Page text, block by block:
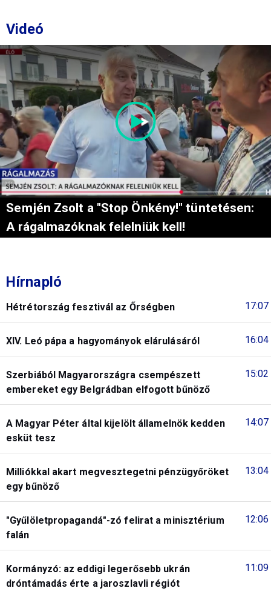
Videó
Semjén Zsolt a "Stop Önkény!" tüntetésen:
A rágalmazóknak felelniük kell!
Hírnapló
17:07
Hétrétország fesztivál az Őrségben
16:04
XIV. Leó pápa a hagyományok elárulásáról
15:02
Szerbiából Magyarországra csempészett
embereket egy Belgrádban elfogott bűnöző
14:07
A Magyar Péter által kijelölt államelnök kedden
esküt tesz
13:04
Milliókkal akart megvesztegetni pénzügyőröket
egy bűnöző
12:06
"Gyűlöletpropagandá"-zó felirat a minisztérium
falán
11:09
Kormányzó: az eddigi legerősebb ukrán
dróntámadás érte a jaroszlavli régiót